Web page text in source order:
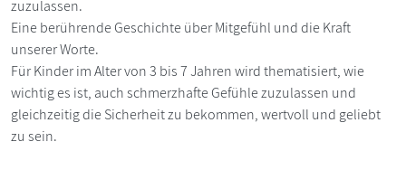
zuzulassen.
Eine berührende Geschichte über Mitgefühl und die Kraft
unserer Worte.
Für Kinder im Alter von 3 bis 7 Jahren wird thematisiert, wie
wichtig es ist, auch schmerzhafte Gefühle zuzulassen und
gleichzeitig die Sicherheit zu bekommen, wertvoll und geliebt
zu sein.